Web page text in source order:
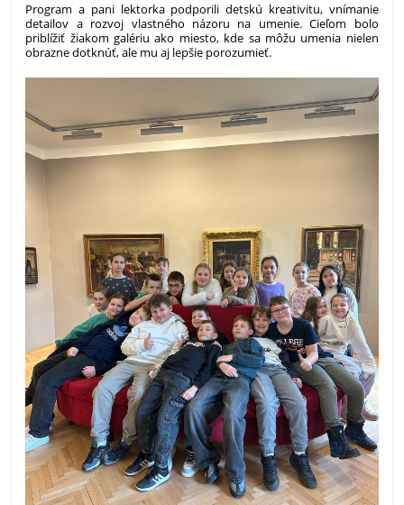
Program a pani lektorka podporili detskú kreativitu, vnímanie
detailov a rozvoj vlastného názoru na umenie. Cieľom bolo
priblížiť žiakom galériu ako miesto, kde sa môžu umenia nielen
obrazne dotknúť, ale mu aj lepšie porozumieť.